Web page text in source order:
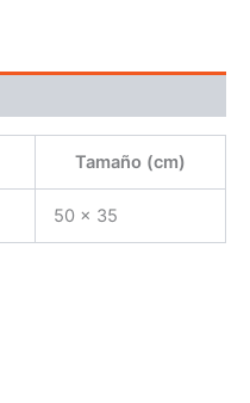
Tamaño (cm)
50 x 35